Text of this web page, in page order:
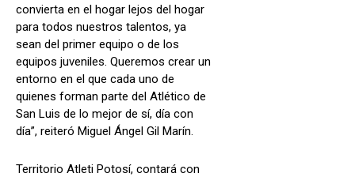
convierta en el hogar lejos del hogar
para todos nuestros talentos, ya
sean del primer equipo o de los
equipos juveniles. Queremos crear un
entorno en el que cada uno de
quienes forman parte del Atlético de
San Luis de lo mejor de sí, día con
día”, reiteró Miguel Ángel Gil Marín.
Territorio Atleti Potosí, contará con